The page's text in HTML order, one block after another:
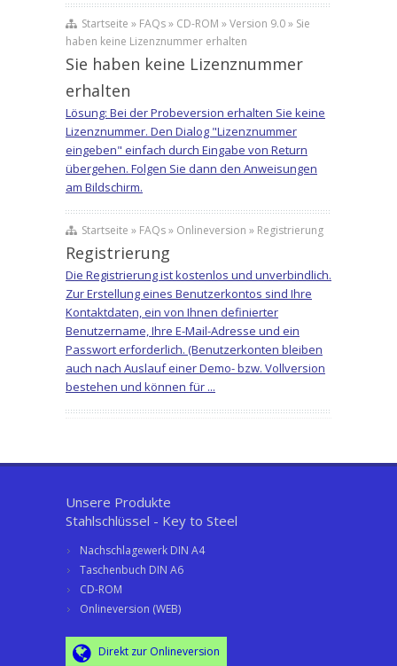
Startseite » FAQs » CD-ROM » Version 9.0 » Sie
haben keine Lizenznummer erhalten
Sie haben keine Lizenznummer
erhalten
Lösung: Bei der Probeversion erhalten Sie keine
Lizenznummer. Den Dialog "Lizenznummer
eingeben" einfach durch Eingabe von Return
übergehen. Folgen Sie dann den Anweisungen
am Bildschirm.
Startseite » FAQs » Onlineversion » Registrierung
Registrierung
Die Registrierung ist kostenlos und unverbindlich.
Zur Erstellung eines Benutzerkontos sind Ihre
Kontaktdaten, ein von Ihnen definierter
Benutzername, Ihre E-Mail-Adresse und ein
Passwort erforderlich. (Benutzerkonten bleiben
auch nach Auslauf einer Demo- bzw. Vollversion
bestehen und können für ...
Unsere Produkte
Stahlschlüssel - Key to Steel
Nachschlagewerk DIN A4
Taschenbuch DIN A6
CD-ROM
Onlineversion (WEB)
Direkt zur Onlineversion